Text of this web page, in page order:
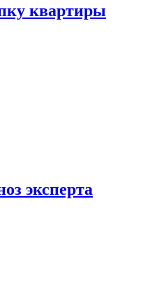
квартиры
эксперта